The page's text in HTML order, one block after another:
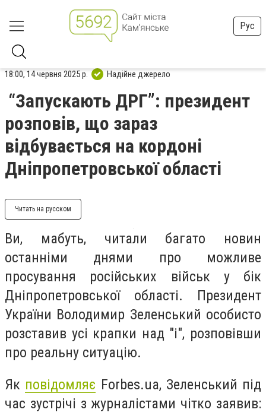
Рус
18:00, 14 червня 2025 р. Надійне джерело
“Запускають ДРГ”: президент
розповів, що зараз
відбувається на кордоні
Дніпропетровської області
Читать на русском
Ви, мабуть, читали багато новин
останніми днями про можливе
просування російських військ у бік
Дніпропетровської області. Президент
України Володимир Зеленський особисто
розставив усі крапки над "і", розповівши
про реальну ситуацію.
Як повідомляє Forbes.ua, Зеленський під
час зустрічі з журналістами чітко заявив: